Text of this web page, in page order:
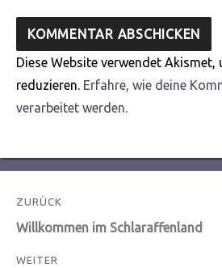
Diese Website verwendet Akismet,
reduzieren. Erfahre, wie deine
verarbeitet werden.
Beitragsnavigation
ZURÜCK
Vorheriger
Willkommen im Schlaraffenland
WEITER